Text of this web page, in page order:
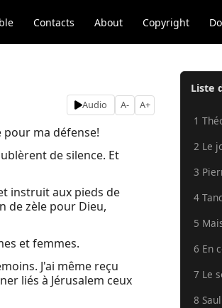
Contacts About Copyright
Audio A- A+
ma défense!
de silence. Et
instruit aux pieds de
de zèle pour Dieu,
et femmes.
J'ai même reçu
liés à Jérusalem ceux
Liste
1
2 Le
3
4
5
6 En
7 Le
8